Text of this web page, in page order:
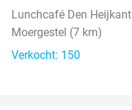
Lunchcafé Den Heijkant
Moergestel (7 km)
Verkocht: 150